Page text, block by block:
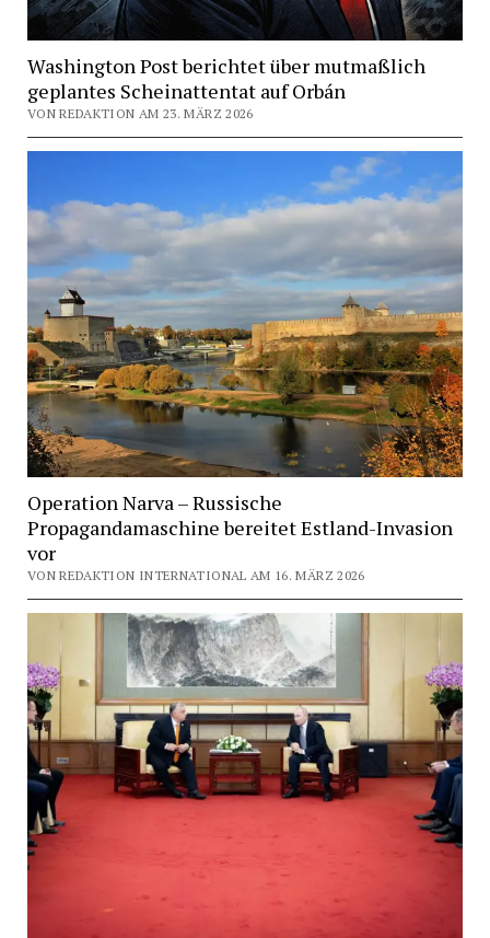
Washington Post berichtet über mutmaßlich
geplantes Scheinattentat auf Orbán
VON REDAKTION AM 23. MÄRZ 2026
Operation Narva – Russische
Propagandamaschine bereitet Estland-Invasion
vor
VON REDAKTION INTERNATIONAL AM 16. MÄRZ 2026